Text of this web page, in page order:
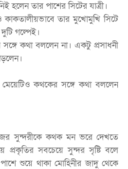
হলেন তার পাশের সিটের যাত্রী।
কাকতালীয়ভাবে তার মুখোমুখি সিটে
গল্পেই।
সঙ্গে কথা বললেন না। একটু প্রসাধনী
কথকের সঙ্গে কথা বললেন
সুন্দরীকে কথক মন ভরে দেখতে
প্রকৃতির সবচেয়ে সুন্দর সৃষ্টি বলে
শুয়ে থাকা মোহিনীর জাদু থেকে